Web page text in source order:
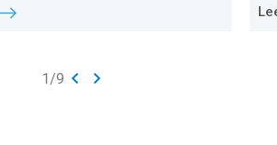
1/9 keyboard_arrow_left keyboard_arrow_right